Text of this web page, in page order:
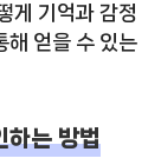
게 기억과 감정
해 얻을 수 있는
하는 방법